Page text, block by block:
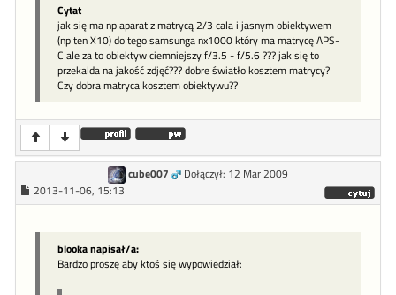
Cytat
jak się ma np aparat z matrycą 2/3 cala i jasnym obiektywem
(np ten X10) do tego samsunga nx1000 który ma matrycę APS-
C ale za to obiektyw ciemniejszy f/3.5 - f/5.6 ??? jak się to
przekalda na jakość zdjęć??? dobre światło kosztem matrycy?
Czy dobra matryca kosztem obiektywu??
cube007
Dołączył: 12 Mar 2009
2013-11-06, 15:13
blooka napisał/a:
Bardzo proszę aby ktoś się wypowiedział: